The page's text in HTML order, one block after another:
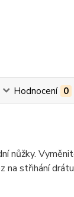
Hodnocení 0
nůžky.
střihání